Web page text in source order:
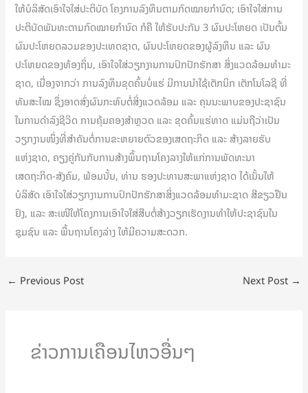
ໃຫ້ບໍລິສັດເອົາໃຈໃສ່ປະຕິບັດ ໂຄງການລົງທຶນຕາມກົດໝາຍກໍານົດ; ເອົາໃຈໃສ່ການ
ປະຕິບັດພັນທະຕາມກົດໝາຍກໍານົດ ກໍຄື ໃຫ້ຮັບປະກັນ 3 ຜົນປະໂຫຍດ ເປັນຕົ້ນ
ຜົນປະໂຫຍດລວມຂອງປະເທດຊາດ, ຜົນປະໂຫຍດຂອງຜູ້ລົງທຶນ ແລະ ຜົນ
ປະໂຫຍດຂອງທ້ອງຖິ່ນ, ເອົາໃຈໃສ່ວຽກງານການປົກປັກຮັກສາ ສິ່ງແວດລ້ອມທໍາມະ
ຊາດ, ເນື່ອງຈາກວ່າ ການລົງທຶນຂຸດຄົ້ນບໍ່ແຮ່ ມີການນໍາໃຊ້ເຕັກນິກ ເຕັກໂນໂລຊີ ທີ່
ທັນສະໄໝ ຊຶ່ງອາດສົ່ງຜົນກະທົບຕໍ່ສິ່ງແວດລ້ອມ ແລະ ຄຸນນະພາບຂອງປະຊາຊົນ
ໃນການດໍາລົງຊີວິດ ການຄຸ້ມຄອງສຳຫຼວດ ແລະ ຂຸດຄົ້ນແຮ່ທາດ ແມ່ນຖືວ່າເປັນ
ວຽກງານໜຶ່ງທີ່ສໍາຄັນຕໍ່ການຂະຫຍາຍຕົວຂອງເສດຖະກິດ ແລະ ສ້າງລາຍຮັບ
ແຫ່ງຊາດ, ຄຽງຄູ່ກັນກັບການສ້າງພຶ້ນຖານໂຄງລາງໃຫ້ແກ່ການພັດທະນາ
ເສດຖະກິດ-ສັງຄົມ, ພ້ອມນັ້ນ, ທ່ານ ຮອງປະທານສະພາແຫ່ງຊາດ ໄດ້ເນັ້ນໃຫ້
ບໍລິສັດ ເອົາໃຈໃສ່ວຽກງານການປົກປັກຮັກສາສິ່ງແວດລ້ອມທໍາມະຊາດ ສີຂຽວຢືນ
ຢົງ, ແລະ ສະເໜີໃຫ້ໂຄງການເອົາໃຈໃສ່ສືບຕໍ່ສ້າງວຽກເຮັດງານທຳໃຫ້ປະຊາຊົນໃນ
ຊຸມຊົນ ແລະ ພື້ນຖານໂຄງລ່າງ ໃຫ້ມີຄວາມສະດວກ.
← Previous Post Next Post →
ຂ່າວການເຄືອນໄຫວອື່ນໆ